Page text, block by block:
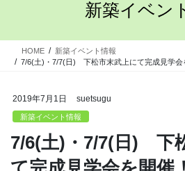
新築イベン
HOME
新築イベント情報
7/6(土)・7/7(日) 下松市末武上にて完成見学会
2019年7月1日 suetsugu
新築イベント情報
7/6(土)・7/7(日) 下